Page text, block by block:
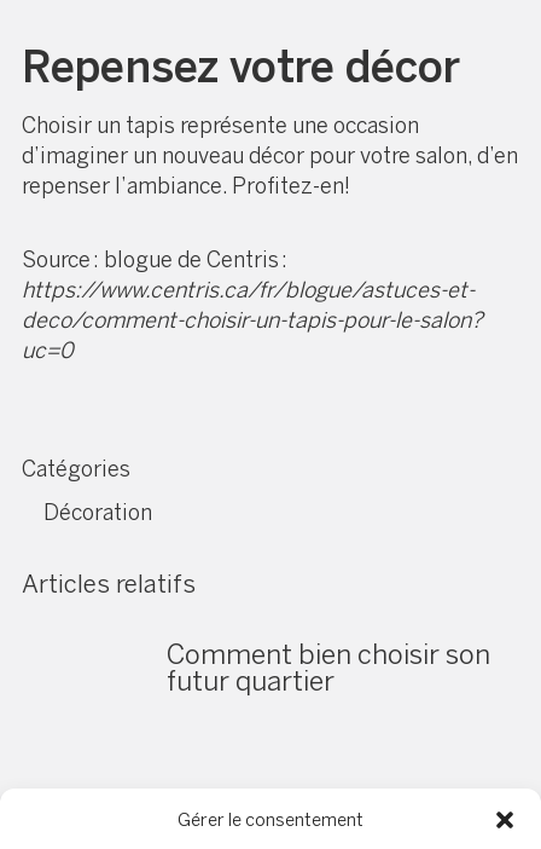
Gérer le consentement
Repensez votre décor
Choisir un tapis représente une occasion
d’imaginer un nouveau décor pour votre salon, d’en
repenser l’ambiance. Profitez-en!
Source : blogue de Centris :
https://www.centris.ca/fr/blogue/astuces-et-
deco/comment-choisir-un-tapis-pour-le-salon?
uc=0
Catégories
Décoration
Articles relatifs
Comment bien choisir son
futur quartier